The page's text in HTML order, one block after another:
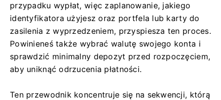
przypadku wypłat, więc zaplanowanie, jakiego
identyfikatora użyjesz oraz portfela lub karty do
zasilenia z wyprzedzeniem, przyspiesza ten proces.
Powinieneś także wybrać walutę swojego konta i
sprawdzić minimalny depozyt przed rozpoczęciem,
aby uniknąć odrzucenia płatności.
Ten przewodnik koncentruje się na sekwencji, którą